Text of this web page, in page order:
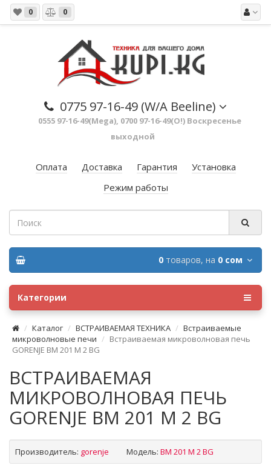
0 0
0775 97-16-49 (W/A Beeline)
0555 97-16-49(Mega), 0700 97-16-49(O!) Воскресенье
выходной
Оплата Доставка Гарантия
Установка
Режим работы
0 товаров, на 0 сом
Категории
Каталог ВСТРАИВАЕМАЯ ТЕХНИКА
Встраиваемые
микроволновые печи
Встраиваемая микроволновая печь
GORENJE BM 201 M 2 BG
ВСТРАИВАЕМАЯ
МИКРОВОЛНОВАЯ ПЕЧЬ
GORENJE BM 201 M 2 BG
Производитель: gorenje Модель: BM 201 M 2 BG